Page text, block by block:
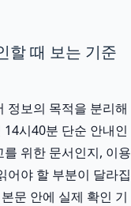
할 때 보는 기준
정보의 목적을 분리해
시40분 단순 안내인
위한 문서인지, 이용
어야 할 부분이 달라집
문 안에 실제 확인 기